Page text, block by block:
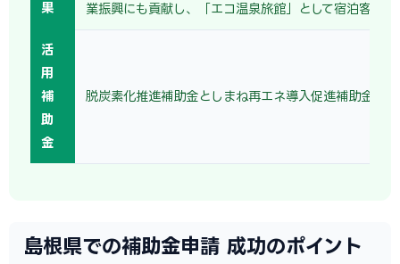
果
業振興にも貢献し、「エコ温泉旅館」として宿泊客にも
活
用
補
助
金
脱炭素化推進補助金としまね再エネ導入促進補助金を
島根県での補助金申請 成功のポイント